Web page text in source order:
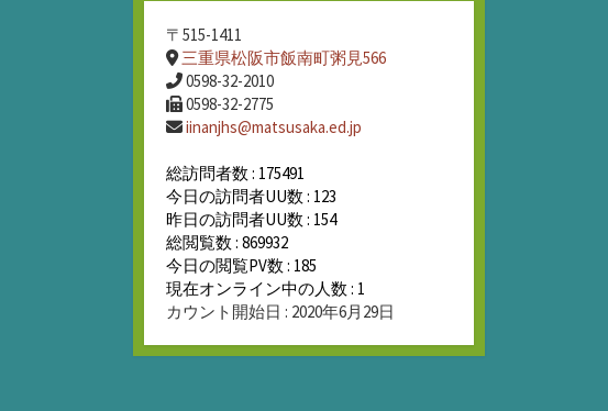
〒515-1411
三重県松阪市飯南町粥見566
0598-32-2010
0598-32-2775
iinanjhs@matsusaka.ed.jp
総訪問者数 : 175491
今日の訪問者UU数 : 123
昨日の訪問者UU数 : 154
総閲覧数 : 869932
今日の閲覧PV数 : 185
現在オンライン中の人数 : 1
カウント開始日 : 2020年6月29日